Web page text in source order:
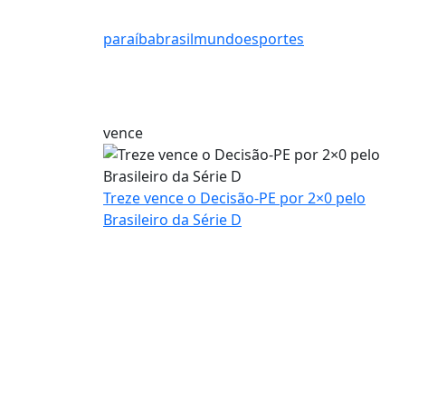
paraíbabrasilmundoesportes
vence
Treze vence o Decisão-PE por 2×0 pelo
Brasileiro da Série D